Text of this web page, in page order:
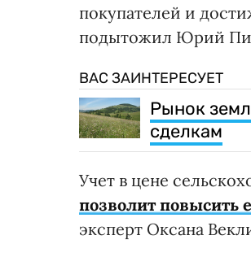
покупателей и
подытожил Юрий
ВАС ЗАИНТЕРЕСУЕТ
Рынок
сделкам
Учет в цене
позволит повысить
эксперт Оксана